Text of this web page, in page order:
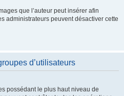
que l’auteur peut insérer afin
administrateurs peuvent désactiver cette
d’utilisateurs
possédant le plus haut niveau de